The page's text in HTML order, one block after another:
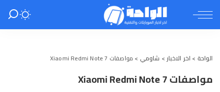
الواحة > اخر الاخبار > شاومي > مواصفات Xiaomi Redmi Note 7
مواصفات Xiaomi Redmi Note 7